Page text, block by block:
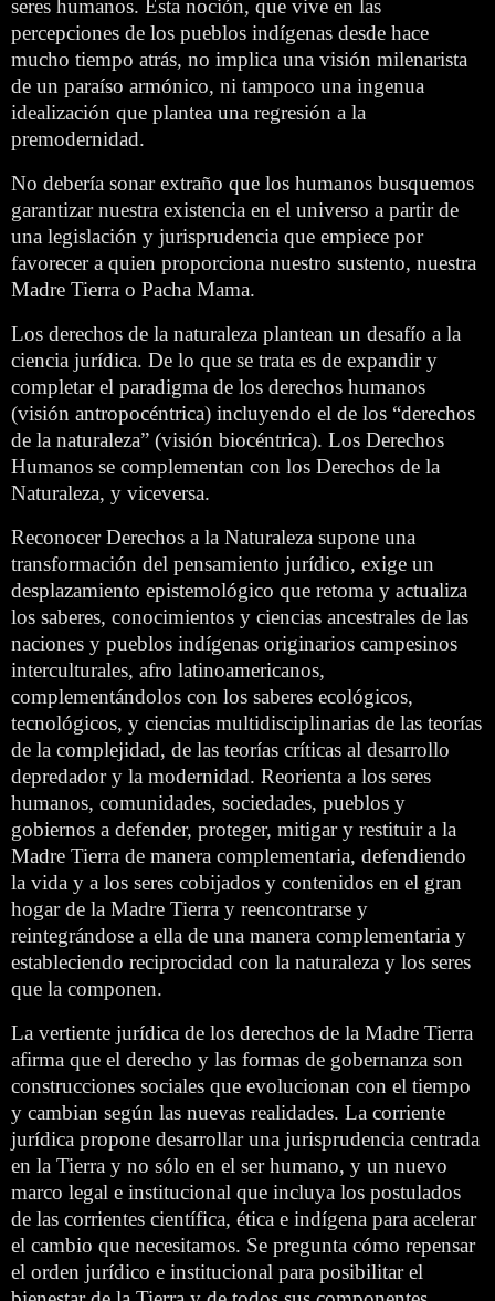
seres humanos. Esta noción, que vive en las
percepciones de los pueblos indígenas desde hace
mucho tiempo atrás, no implica una visión milenarista
de un paraíso armónico, ni tampoco una ingenua
idealización que plantea una regresión a la
premodernidad.
No debería sonar extraño que los humanos busquemos
garantizar nuestra existencia en el universo a partir de
una legislación y jurisprudencia que empiece por
favorecer a quien proporciona nuestro sustento, nuestra
Madre Tierra o Pacha Mama.
Los derechos de la naturaleza plantean un desafío a la
ciencia jurídica. De lo que se trata es de expandir y
completar el paradigma de los derechos humanos
(visión antropocéntrica) incluyendo el de los “derechos
de la naturaleza” (visión biocéntrica). Los Derechos
Humanos se complementan con los Derechos de la
Naturaleza, y viceversa.
Reconocer Derechos a la Naturaleza supone una
transformación del pensamiento jurídico, exige un
desplazamiento epistemológico que retoma y actualiza
los saberes, conocimientos y ciencias ancestrales de las
naciones y pueblos indígenas originarios campesinos
interculturales, afro latinoamericanos,
complementándolos con los saberes ecológicos,
tecnológicos, y ciencias multidisciplinarias de las teorías
de la complejidad, de las teorías críticas al desarrollo
depredador y la modernidad. Reorienta a los seres
humanos, comunidades, sociedades, pueblos y
gobiernos a defender, proteger, mitigar y restituir a la
Madre Tierra de manera complementaria, defendiendo
la vida y a los seres cobijados y contenidos en el gran
hogar de la Madre Tierra y reencontrarse y
reintegrándose a ella de una manera complementaria y
estableciendo reciprocidad con la naturaleza y los seres
que la componen.
La vertiente jurídica de los derechos de la Madre Tierra
afirma que el derecho y las formas de gobernanza son
construcciones sociales que evolucionan con el tiempo
y cambian según las nuevas realidades. La corriente
jurídica propone desarrollar una jurisprudencia centrada
en la Tierra y no sólo en el ser humano, y un nuevo
marco legal e institucional que incluya los postulados
de las corrientes científica, ética e indígena para acelerar
el cambio que necesitamos. Se pregunta cómo repensar
el orden jurídico e institucional para posibilitar el